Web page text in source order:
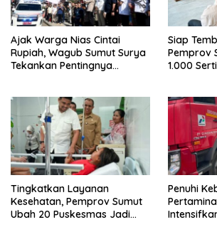
Ajak Warga Nias Cintai
Rupiah, Wagub Sumut Surya
Tekankan Pentingnya
Siap
Pemprov
1.000
Tingkatkan Layanan
Kesehatan, Pemprov Sumut
Ubah 20 Puskesmas Jadi
Penuhi